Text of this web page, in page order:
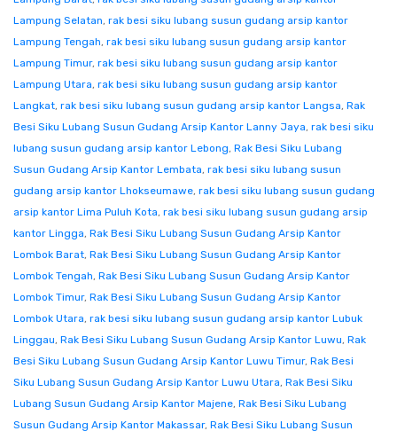
Lampung Selatan, rak besi siku lubang susun gudang arsip kantor
Lampung Tengah, rak besi siku lubang susun gudang arsip kantor
Lampung Timur, rak besi siku lubang susun gudang arsip kantor
Lampung Utara, rak besi siku lubang susun gudang arsip kantor
Langkat, rak besi siku lubang susun gudang arsip kantor Langsa, Rak
Besi Siku Lubang Susun Gudang Arsip Kantor Lanny Jaya, rak besi siku
lubang susun gudang arsip kantor Lebong, Rak Besi Siku Lubang
Susun Gudang Arsip Kantor Lembata, rak besi siku lubang susun
gudang arsip kantor Lhokseumawe, rak besi siku lubang susun gudang
arsip kantor Lima Puluh Kota, rak besi siku lubang susun gudang arsip
kantor Lingga, Rak Besi Siku Lubang Susun Gudang Arsip Kantor
Lombok Barat, Rak Besi Siku Lubang Susun Gudang Arsip Kantor
Lombok Tengah, Rak Besi Siku Lubang Susun Gudang Arsip Kantor
Lombok Timur, Rak Besi Siku Lubang Susun Gudang Arsip Kantor
Lombok Utara, rak besi siku lubang susun gudang arsip kantor Lubuk
Linggau, Rak Besi Siku Lubang Susun Gudang Arsip Kantor Luwu, Rak
Besi Siku Lubang Susun Gudang Arsip Kantor Luwu Timur, Rak Besi
Siku Lubang Susun Gudang Arsip Kantor Luwu Utara, Rak Besi Siku
Lubang Susun Gudang Arsip Kantor Majene, Rak Besi Siku Lubang
Susun Gudang Arsip Kantor Makassar, Rak Besi Siku Lubang Susun